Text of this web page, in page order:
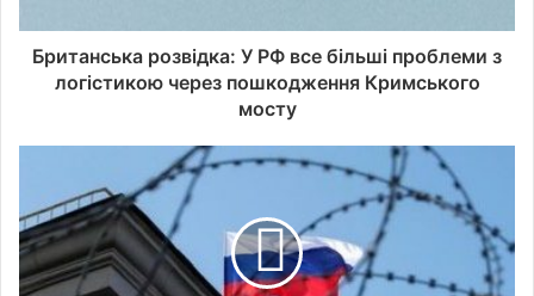
Британська розвідка: У РФ все більші проблеми з
логістикою через пошкодження Кримського
мосту